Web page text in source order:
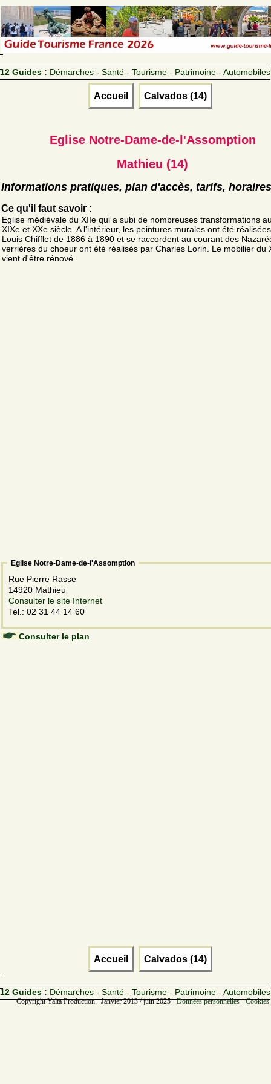
12 Guides : Démarches - Santé - Tourisme - Patrimoine - Automobiles
Accueil Calvados (14)
Eglise Notre-Dame-de-l'Assomption
Mathieu (14)
Informations pratiques, plan d'accès, tarifs, horaires
Ce qu'il faut savoir :
Eglise médiévale du XIIe qui a subi de nombreuses transformations
XIXe et XXe siècle. A l'intérieur, les peintures murales ont été
Louis Chifflet de 1886 à 1890 et se raccordent au courant des
verrières du choeur ont été réalisés par Charles Lorin. Le mobilier du
vient d'être rénové.
Eglise Notre-Dame-de-l'Assomption
Rue Pierre Rasse
14920 Mathieu
Consulter le site Internet
Tel.: 02 31 44 14 60
Consulter le plan
Accueil Calvados (14)
12 Guides : Démarches - Santé - Tourisme - Patrimoine - Automobiles
Copyright Yalta Production - Janvier 2013 / juin 2025 -Données personnelles -